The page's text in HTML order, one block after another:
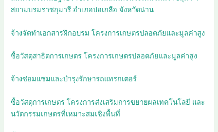
สยามบรมราชกุมารี อำเภอบ่อเกลือ จังหวัดน่าน
จ้างจัดทำเอกสารฝึกอบรม โครงการเกษตรปลอดภัยและมูลค่าสูง
ซื้อวัสดุสาธิตการเกษตร โครงการเกษตรปลอดภัยและมูลค่าสูง
จ้างซ่อมแซมและบำรุงรักษารถแทรกเตอร์
ซื้อวัสดุการเกษตร โครงการส่งเสริมการขยายผลเทคโนโลยี และ
นวัตกรรมเกษตรที่เหมาะสมเชิงพื้นที่